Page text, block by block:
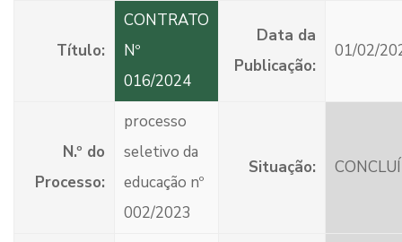
Título:
CONTRATO
Nº
016/2024
Data da
Publicação:
01/02/
N.º do
Processo:
processo
seletivo da
educação nº
002/2023
Situação: